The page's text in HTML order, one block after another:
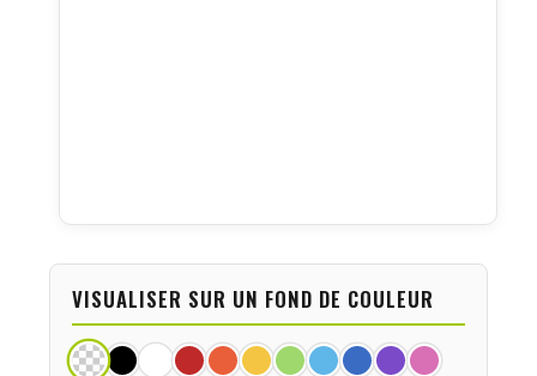
VISUALISER SUR UN FOND DE COULEUR